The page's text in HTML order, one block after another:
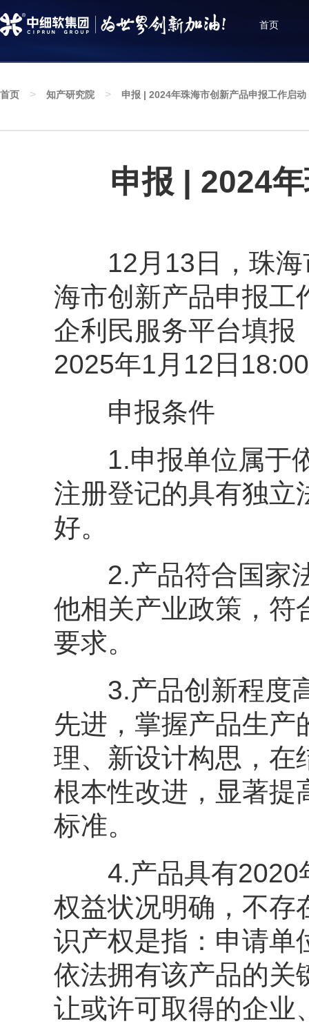
首页
知产研究院
首页 > 知产研究院 > 申报 | 2024年珠海市创新产品申报工作启动
申报 | 2024
12月13日，珠海
海市创新产品申报工
企利民服务平台填报
2025年1月12日
申报条件
1.申报单位属于依
注册登记的具有独立
好。
2.产品符合国家法
他相关产业政策，符
要求。
3.产品创新程度高
先进，掌握产品生产
理、新设计构思，在
根本性改进，显著提
标准。
4.产品具有2020
权益状况明确，不存
识产权是指：申请单
依法拥有该产品的关
让或许可取得的企业